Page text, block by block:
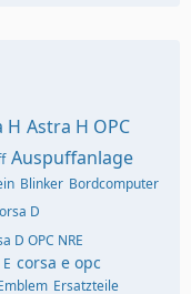
H Astra H OPC
Auspuffanlage
Blinker Bordcomputer
D
D OPC NRE
corsa e opc
Ersatzteile